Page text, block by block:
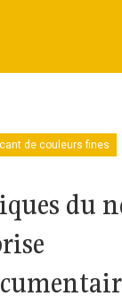
de couleurs fines
du